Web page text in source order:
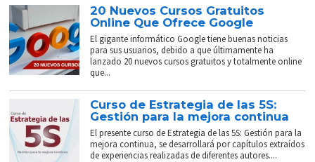
20 Nuevos Cursos Gratuitos
Online Que Ofrece Google
El gigante informático Google tiene buenas noticias
para sus usuarios, debido a que últimamente ha
lanzado 20 nuevos cursos gratuitos y totalmente online
que...
Curso de Estrategia de las 5S:
Gestión para la mejora continua
El presente curso de Estrategia de las 5S: Gestión para la
mejora continua, se desarrollará por capítulos extraídos
de experiencias realizadas de diferentes autores....